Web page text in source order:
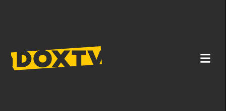
CONCORDE: SLEDITI SANJAM